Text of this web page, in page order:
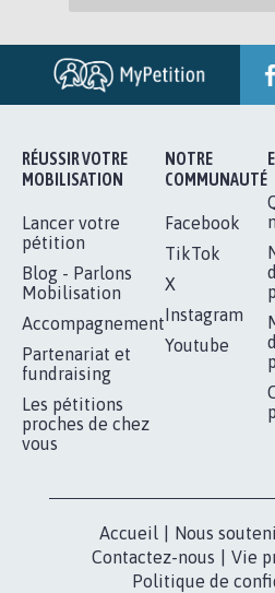
RÉUSSIR VOTRE
MOBILISATION
Lancer votre
pétition
Blog - Parlons
Mobilisation
Accompagnement
Partenariat et
fundraising
Les pétitions
proches de chez
vous
NOTRE
COMMUNAUTÉ
Facebook
TikTok
X
Instagram
Youtube
Accueil Nous
Contactez-nous
Vie
Politique de